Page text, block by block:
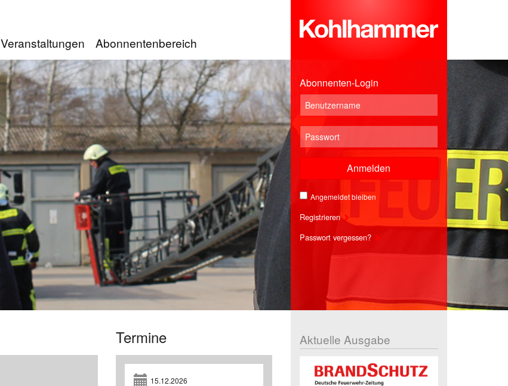
Veranstaltungen Abonnentenbereich
Abonnenten-Login
Anmelden
Angemeldet bleiben
Registrieren
Passwort vergessen?
Termine
15.12.2026
Aktuelle Ausgabe